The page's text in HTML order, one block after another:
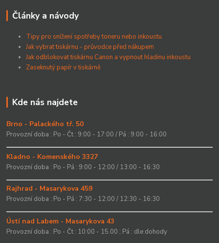
Články a návody
Tipy pro snížení spotřeby toneru nebo inkoustu
Jak vybrat tiskárnu - průvodce před nákupem
Jak odblokovat tiskárnu Canon a vypnout hladinu inkoustu
Zaseknutý papír v tiskárně
Kde nás najdete
Brno - Palackého tř. 50
Provozní doba : Po - Čt : 9:00 - 17:00 / Pá : 9:00 - 16:00
Kladno - Komenského 3327
Provozní doba : Po - Pá : 9:00 - 12:00 / 13:00 - 16:30
Rajhrad - Masarykova 459
Provozní doba : Po - Pá : 7:30 - 12:00 / 12:30 - 16:30
Ústí nad Labem - Masarykova 43
Provozní doba : Po - Čt : 10:00 - 15.00 ; Pá : dle dohody